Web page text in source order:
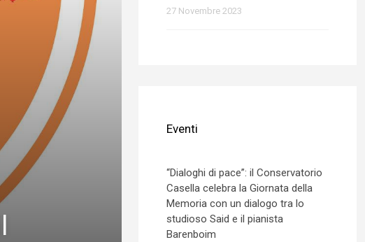
27 Novembre 2023
Eventi
“Dialoghi di pace”: il Conservatorio
Casella celebra la Giornata della
Memoria con un dialogo tra lo
studioso Said e il pianista
Barenboim